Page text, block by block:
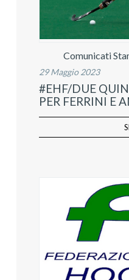
Comunicati
29 Maggio 2023
#EHF/DUE
PER FERRINI E